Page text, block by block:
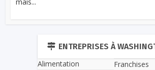
ENTREPRISES À
Alimentation
Franchises